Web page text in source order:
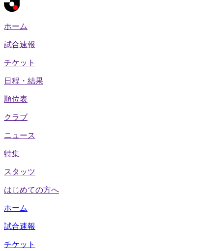
ホーム
試合速報
チケット
日程・結果
順位表
クラブ
ニュース
特集
スタッツ
はじめての方へ
ホーム
試合速報
チケット